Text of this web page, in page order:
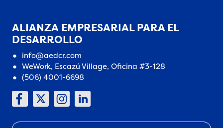
ALIANZA EMPRESARIAL PARA EL
DESARROLLO
info@aedcr.com
WeWork, Escazú Village, Oficina #3-128
(506) 4001-6698